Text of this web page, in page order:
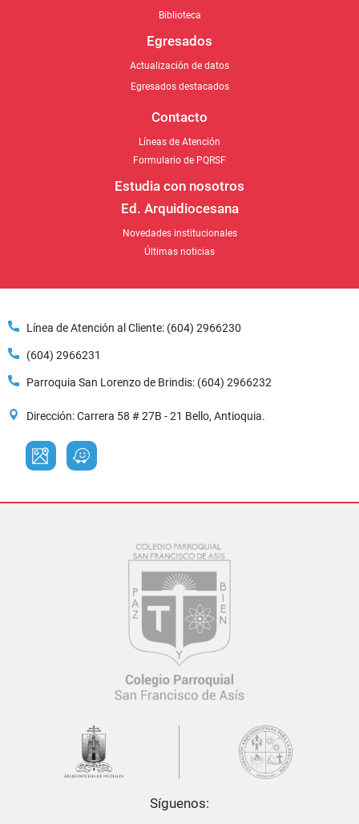
Biblioteca
Egresados
Actualización de datos
Egresados destacados
Contacto
Líneas de Atención
Formulario de PQRSF
Estudia con nosotros
Ed. Arquidiocesana
Novedades institucionales
Últimas noticias
Línea de Atención al Cliente: (604) 2966230
(604) 2966231
Parroquia San Lorenzo de Brindis: (604) 2966232
Dirección: Carrera 58 # 27B - 21 Bello, Antioquia.
Síguenos: